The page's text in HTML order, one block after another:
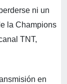
ni un
la Champions
TNT,
en